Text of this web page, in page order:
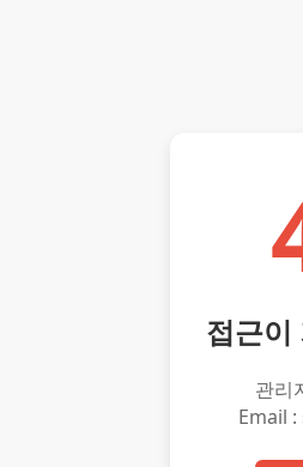
접근이
관리
Email